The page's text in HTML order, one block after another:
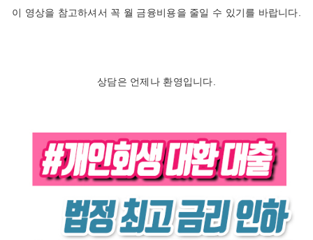
이 영상을 참고하셔서 꼭 월 금융비용을 줄일 수 있기를 바랍니다.
상담은 언제나 환영입니다.